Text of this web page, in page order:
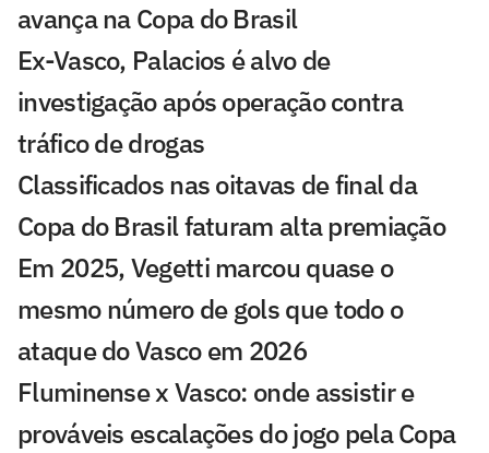
avança na Copa do Brasil
Ex-Vasco, Palacios é alvo de
investigação após operação contra
tráfico de drogas
Classificados nas oitavas de final da
Copa do Brasil faturam alta premiação
Em 2025, Vegetti marcou quase o
mesmo número de gols que todo o
ataque do Vasco em 2026
Fluminense x Vasco: onde assistir e
prováveis escalações do jogo pela Copa